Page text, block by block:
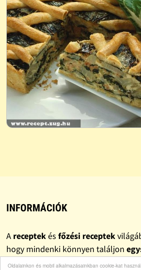
Oldalainkon és mobil alkalmazásainkban cookie-kat
INFORMÁCIÓK
A receptekés főzési receptek
hogy mindenki könnyen találjon
gyors recepteketés valóbanfinom